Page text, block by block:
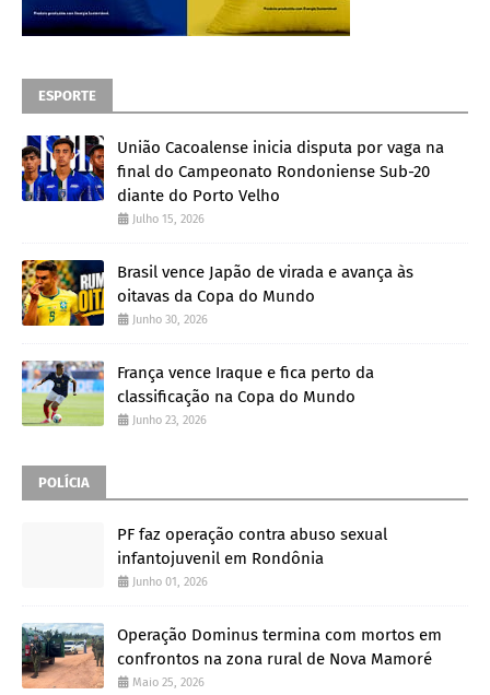
ESPORTE
União Cacoalense inicia disputa por vaga na
final do Campeonato Rondoniense Sub-20
diante do Porto Velho
Julho 15, 2026
Brasil vence Japão de virada e avança às
oitavas da Copa do Mundo
Junho 30, 2026
França vence Iraque e fica perto da
classificação na Copa do Mundo
Junho 23, 2026
POLÍCIA
PF faz operação contra abuso sexual
infantojuvenil em Rondônia
Junho 01, 2026
Operação Dominus termina com mortos em
confrontos na zona rural de Nova Mamoré
Maio 25, 2026